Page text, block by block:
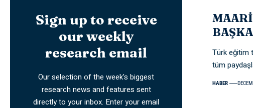
Sign up to receive
our weekly
research email
Our selection of the week's biggest
research news and features sent
directly to your inbox. Enter your email
Türk eğitim
tüm
HABER